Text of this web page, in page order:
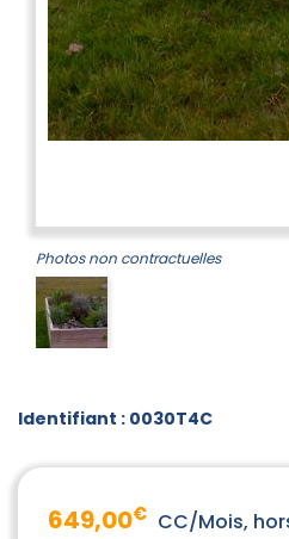
Photos non contractuelles
Identifiant : 0030T4C
649,00€ CC/Mois,